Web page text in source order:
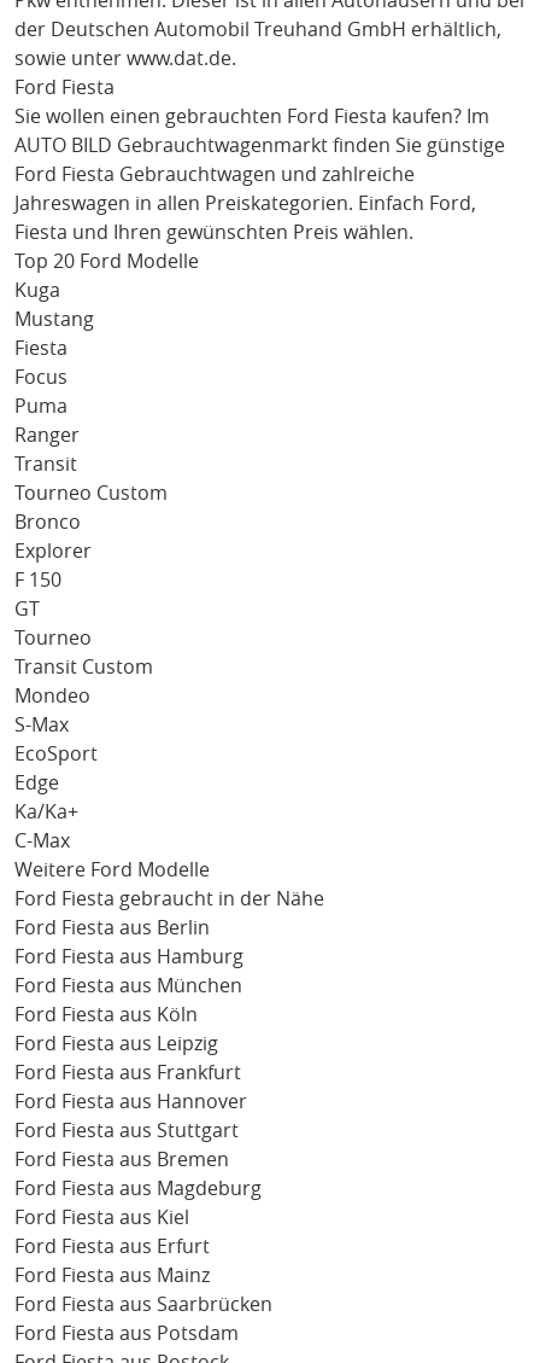
der Deutschen Automobil Treuhand GmbH erhältlich,
sowie unter www.dat.de.
Ford Fiesta
Sie wollen einen gebrauchten Ford Fiesta kaufen? Im
AUTO BILD Gebrauchtwagenmarkt finden Sie günstige
Ford Fiesta Gebrauchtwagen und zahlreiche
Jahreswagen in allen Preiskategorien. Einfach Ford,
Fiesta und Ihren gewünschten Preis wählen.
Top 20 Ford Modelle
Kuga
Mustang
Fiesta
Focus
Puma
Ranger
Transit
Tourneo Custom
Bronco
Explorer
F 150
GT
Tourneo
Transit Custom
Mondeo
S-Max
EcoSport
Edge
Ka/Ka+
C-Max
Weitere Ford Modelle
Ford Fiesta gebraucht in der Nähe
Ford Fiesta aus Berlin
Ford Fiesta aus Hamburg
Ford Fiesta aus München
Ford Fiesta aus Köln
Ford Fiesta aus Leipzig
Ford Fiesta aus Frankfurt
Ford Fiesta aus Hannover
Ford Fiesta aus Stuttgart
Ford Fiesta aus Bremen
Ford Fiesta aus Magdeburg
Ford Fiesta aus Kiel
Ford Fiesta aus Erfurt
Ford Fiesta aus Mainz
Ford Fiesta aus Saarbrücken
Ford Fiesta aus Potsdam